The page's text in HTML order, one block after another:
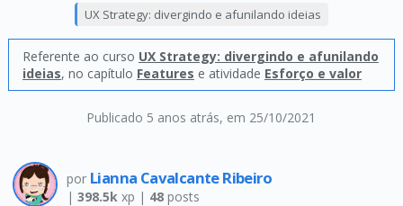
Publicado 5 anos atrás, em 25/10/2021
UX Strategy: divergindo e afunilando ideias
Referente ao curso UX Strategy: divergindo e afunilando
ideias, no capítulo Features e atividade Esforço e valor
por Lianna Cavalcante Ribeiro
| 398.5kxp | 48posts